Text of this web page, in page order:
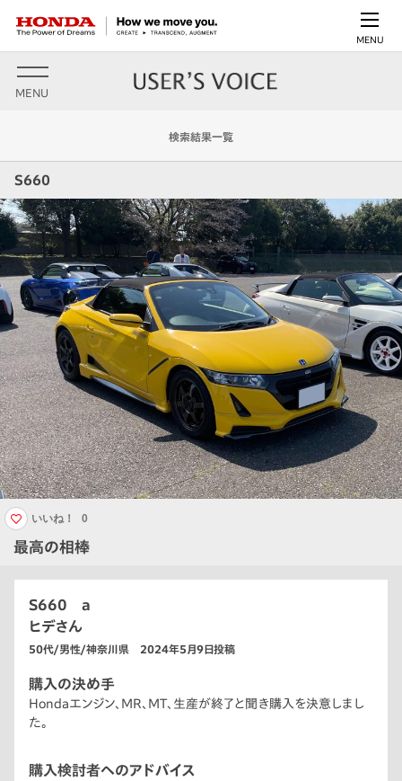
MENU
MENU
検索結果一覧
S660
最高の相棒
いいね！ 0
S660 a
ヒデさん
50代/男性/神奈川県 2024年5月9日投稿
購入の決め手
Hondaエンジン、MR、MT、生産が終了と聞き購入を決意しまし
た。
購入検討者へのアドバイス